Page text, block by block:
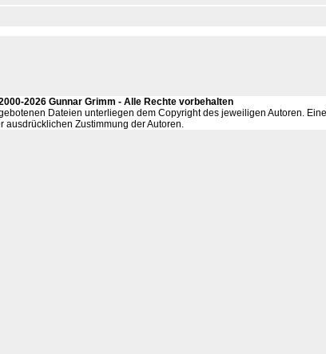
2026 Gunnar Grimm - Alle Rechte vorbehalten
Dateien unterliegen dem Copyright des jeweiligen Autoren.
ausdrücklichen Zustimmung der Autoren.